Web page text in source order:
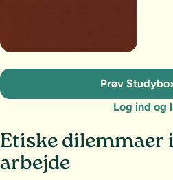
Etiske dilemmaer
arbejde
Prøv
Log ind og